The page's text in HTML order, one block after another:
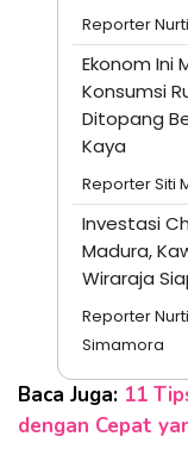
Reporter
Ekonom Ini
Konsumsi
Ditopang
Kaya
Reporter Siti
Investasi
Madura,
Wiraraja
Reporter
Simamora
Baca Juga: 11
dengan Cepat